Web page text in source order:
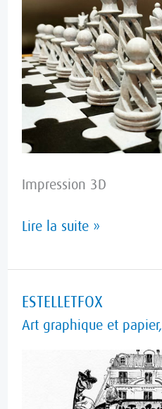
Impression 3D
Lire la suite »
ESTELLETFOX
Art graphique et papier,
ESTELLETFOX